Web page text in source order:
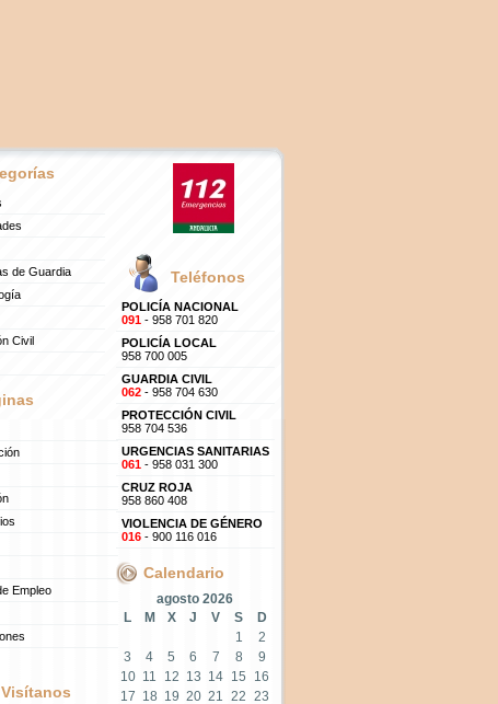
de Guardia
Civil
Empleo
Visítanos
Teléfonos
POLICÍA NACIONAL
091- 958 701 820
POLICÍA LOCAL
958 700 005
GUARDIA CIVIL
062- 958 704 630
PROTECCIÓN CIVIL
958 704 536
URGENCIAS SANITARIAS
061- 958 031 300
CRUZ ROJA
958 860 408
VIOLENCIA DE GÉNERO
016- 900 116 016
Calendario
agosto 2026
L
M X J V S
D
1
2
3
4 5 6 7 8
9
10 11 12 13 14 15
16
17 18 19 20 21 22 23